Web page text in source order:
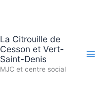
La Citrouille de
Cesson et Vert-
Saint-Denis
MJC et centre social